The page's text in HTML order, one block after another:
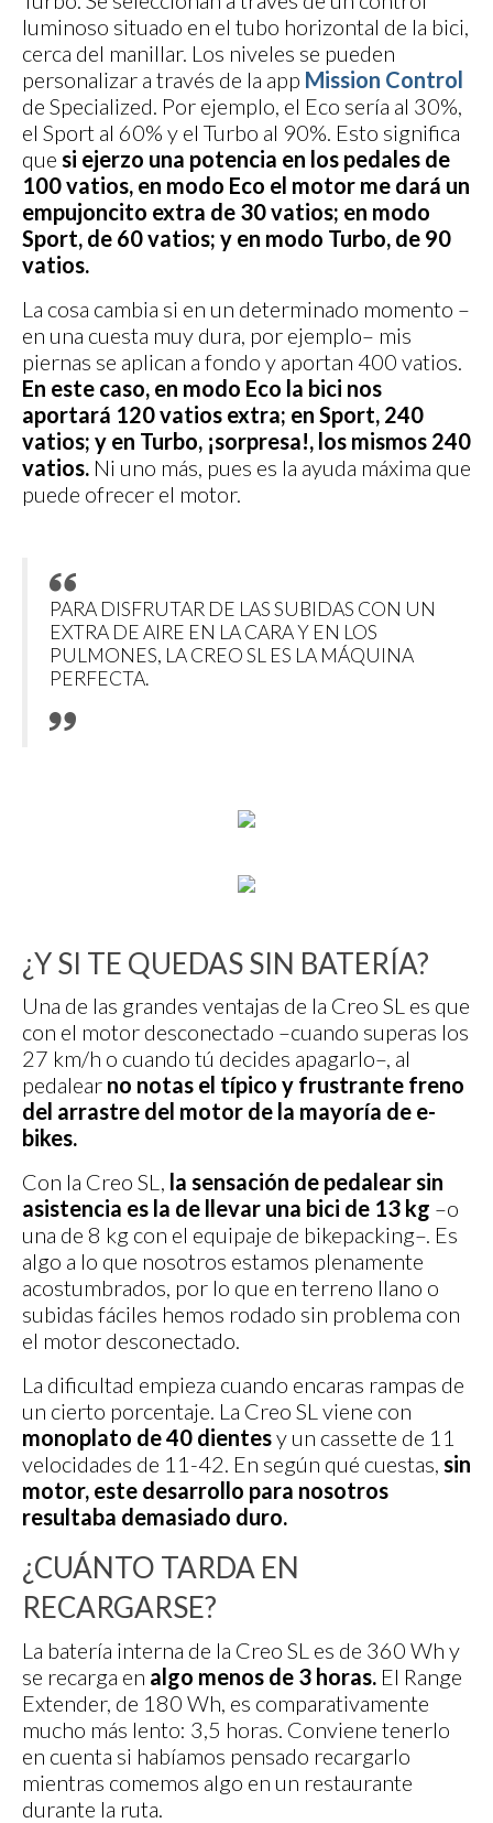
luminoso situado en el tubo horizontal de la bici,
cerca del manillar. Los niveles se pueden
personalizar a través de la app Mission Control
de Specialized. Por ejemplo, el Eco sería al 30%,
el Sport al 60% y el Turbo al 90%. Esto significa
que si ejerzo una potencia en los pedales de
100 vatios, en modo Eco el motor me dará un
empujoncito extra de 30 vatios; en modo
Sport, de 60 vatios; y en modo Turbo, de 90
vatios.
La cosa cambia si en un determinado momento –
en una cuesta muy dura, por ejemplo– mis
piernas se aplican a fondo y aportan 400 vatios.
En este caso, en modo Eco la bici nos
aportará 120 vatios extra; en Sport, 240
vatios; y en Turbo, ¡sorpresa!, los mismos 240
vatios. Ni uno más, pues es la ayuda máxima que
puede ofrecer el motor.
PARA DISFRUTAR DE LAS SUBIDAS CON UN
EXTRA DE AIRE EN LA CARA Y EN LOS
PULMONES, LA CREO SL ES LA MÁQUINA
PERFECTA.
¿Y SI TE QUEDAS SIN BATERÍA?
Una de las grandes ventajas de la Creo SL es que
con el motor desconectado –cuando superas los
27 km/h o cuando tú decides apagarlo–, al
pedalear no notas el típico y frustrante freno
del arrastre del motor de la mayoría de e-
bikes.
Con la Creo SL, la sensación de pedalear sin
asistencia es la de llevar una bici de 13 kg –o
una de 8 kg con el equipaje de bikepacking–. Es
algo a lo que nosotros estamos plenamente
acostumbrados, por lo que en terreno llano o
subidas fáciles hemos rodado sin problema con
el motor desconectado.
La dificultad empieza cuando encaras rampas de
un cierto porcentaje. La Creo SL viene con
monoplato de 40 dientesy un cassette de 11
velocidades de 11-42. En según qué cuestas, sin
motor, este desarrollo para nosotros
resultaba demasiado duro.
¿CUÁNTO TARDA EN
RECARGARSE?
La batería interna de la Creo SL es de 360 Wh y
se recarga en algo menos de 3 horas. El Range
Extender, de 180 Wh, es comparativamente
mucho más lento: 3,5 horas. Conviene tenerlo
en cuenta si habíamos pensado recargarlo
mientras comemos algo en un restaurante
durante la ruta.